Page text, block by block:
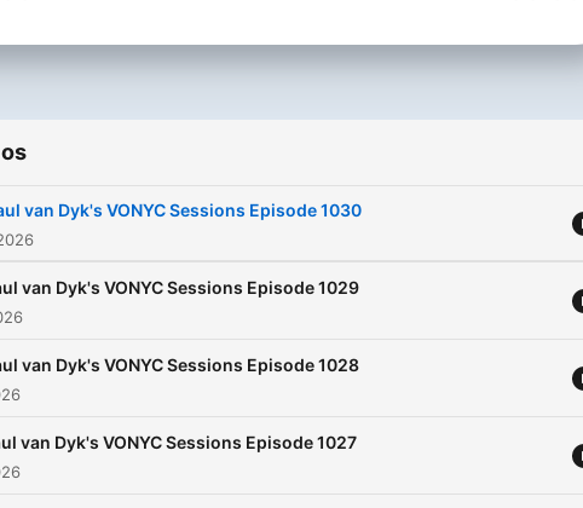
van Dyk's VONYC Sessions Episode 1030
van Dyk's VONYC Sessions Episode 1029
van Dyk's VONYC Sessions Episode 1028
van Dyk's VONYC Sessions Episode 1027